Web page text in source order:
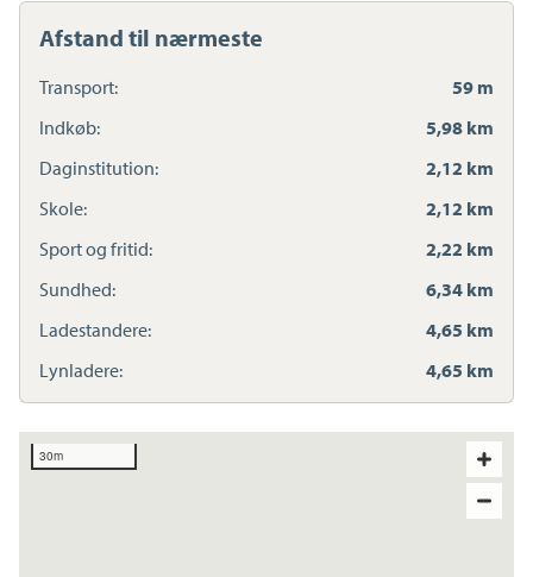
Afstand til nærmeste
Transport:
59 m
Indkøb:
5,98 km
Daginstitution:
2,12 km
Skole:
2,12 km
Sport og fritid:
2,22 km
Sundhed:
6,34 km
Ladestandere:
4,65 km
Lynladere:
4,65 km
30m